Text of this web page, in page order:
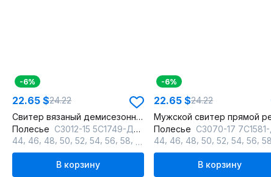
-6%
22.65 $24.22
Свитер вязаный демисезонный с двойным воротником
Полесье С3012-15 5С1749-Д43 182,188 глубокий_черный
44 46 48 50 52 54 56 58 62, 64
В корзину
-6%
22.65 $24.22
Полесье С3070-17 7С1581-Д43 170,176
44 46 48 50 52 54 56 58
В корзину